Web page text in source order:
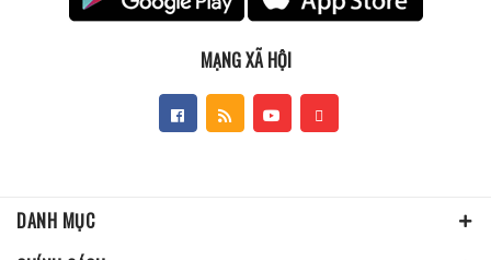
MẠNG XÃ HỘI
DANH MỤC